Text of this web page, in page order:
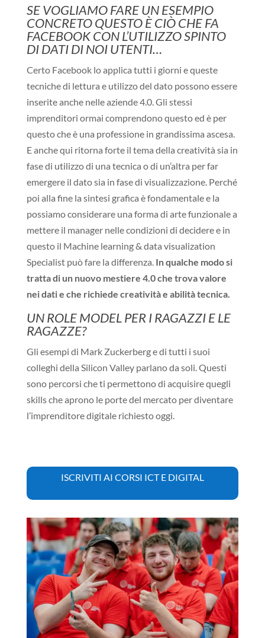
SE VOGLIAMO FARE UN ESEMPIO
CONCRETO QUESTO È CIÒ CHE FA
FACEBOOK CON L’UTILIZZO SPINTO
DI DATI DI NOI UTENTI…
Certo Facebook lo applica tutti i giorni e queste
tecniche di lettura e utilizzo del dato possono essere
inserite anche nelle aziende 4.0. Gli stessi
imprenditori ormai comprendono questo ed è per
questo che è una professione in grandissima ascesa.
E anche qui ritorna forte il tema della creatività sia in
fase di utilizzo di una tecnica o di un’altra per far
emergere il dato sia in fase di visualizzazione. Perché
poi alla fine la sintesi grafica è fondamentale e la
possiamo considerare una forma di arte funzionale a
mettere il manager nelle condizioni di decidere e in
questo il Machine learning & data visualization
Specialist può fare la differenza. In qualche modo si
tratta di un nuovo mestiere 4.0 che trova valore
nei dati e che richiede creatività e abilità tecnica.
UN ROLE MODEL PER I RAGAZZI E LE
RAGAZZE?
Gli esempi di Mark Zuckerberg e di tutti i suoi
colleghi della Silicon Valley parlano da soli. Questi
sono percorsi che ti permettono di acquisire quegli
skills che aprono le porte del mercato per diventare
l’imprenditore digitale richiesto oggi.
ISCRIVITI AI CORSI ICT E DIGITAL